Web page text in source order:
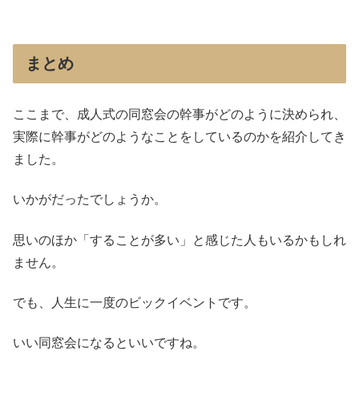
まとめ
ここまで、成人式の同窓会の幹事がどのように決められ、
実際に幹事がどのようなことをしているのかを紹介してき
ました。
いかがだったでしょうか。
思いのほか「することが多い」と感じた人もいるかもしれ
ません。
でも、人生に一度のビックイベントです。
いい同窓会になるといいですね。